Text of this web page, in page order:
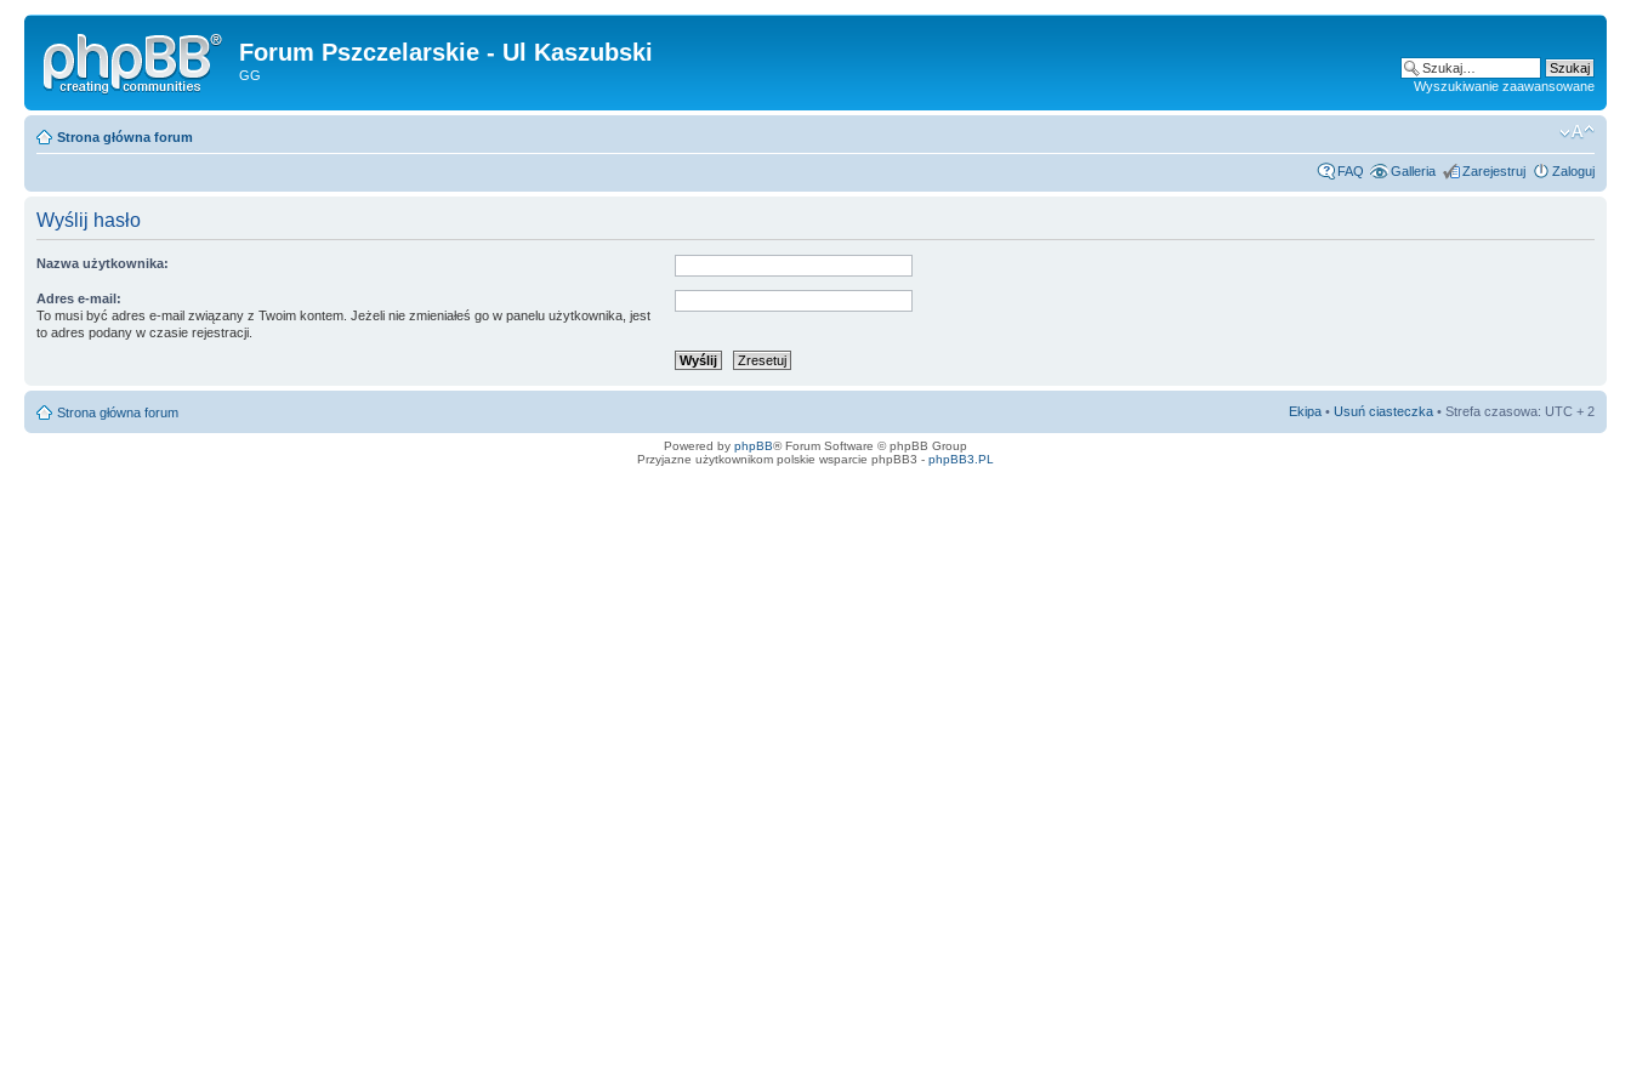
Forum Pszczelarskie - Ul Kaszubski
GG
Wyszukiwanie zaawansowane
Strona główna forum
FAQ Galleria Zarejestruj Zaloguj
Wyślij hasło
Nazwa użytkownika:
Adres e-mail:
To musi być adres e-mail związany z Twoim kontem. Jeżeli nie zmieniałeś go w panelu użytkownika, jest
to adres podany w czasie rejestracji.
Strona główna forum Ekipa • Usuń ciasteczka • Strefa czasowa: UTC + 2
Powered by phpBB® Forum Software © phpBB Group
Przyjazne użytkownikom polskie wsparcie phpBB3 - phpBB3.PL